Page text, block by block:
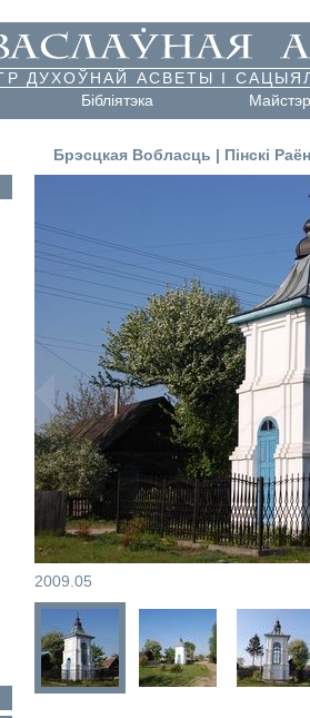
ДУХОЎНАЙ АСВЕТЫ І
Бібліятэка
Брэсцкая Вобласць | Пінскі Раён
2009.05